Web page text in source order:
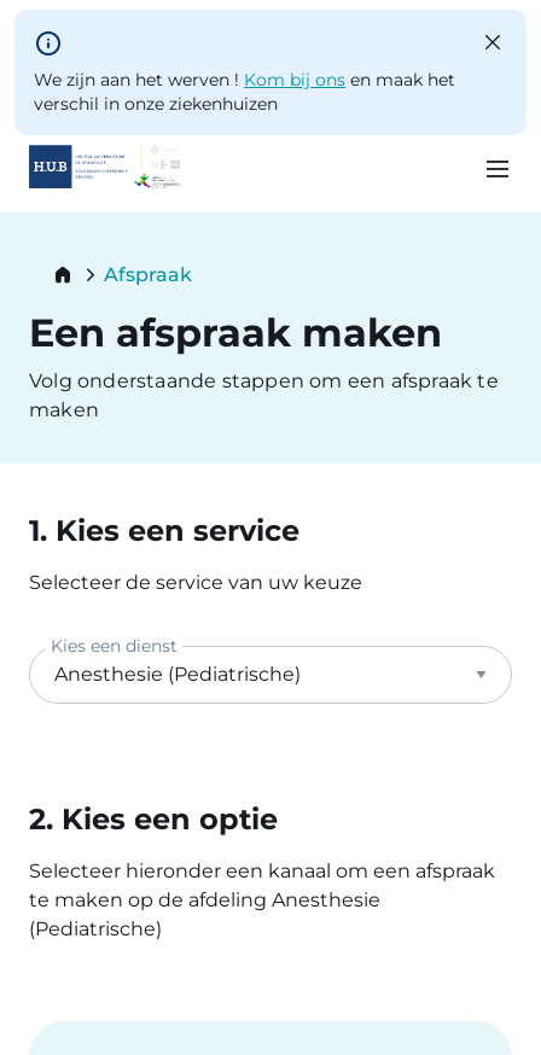
Skip to main content
We zijn aan het werven ! Kom bij ons en maak het
verschil in onze ziekenhuizen
content
Breadcrumb
Current:
Afspraak
Een afspraak maken
Volg onderstaande stappen om een afspraak te
maken
1. Kies een service
Selecteer de service van uw keuze
Kies een dienst
2. Kies een optie
Selecteer hieronder een kanaal om een afspraak
te maken op de afdeling Anesthesie
(Pediatrische)